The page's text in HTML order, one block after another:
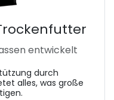
entwickelt
durch
alles, was große